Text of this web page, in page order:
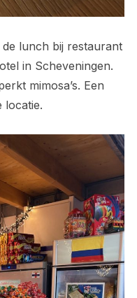
lunch bij restaurant
in Scheveningen.
mimosa’s. Een
locatie.